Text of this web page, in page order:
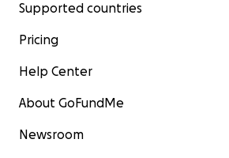
Supported countries
Pricing
Help Center
About GoFundMe
Newsroom